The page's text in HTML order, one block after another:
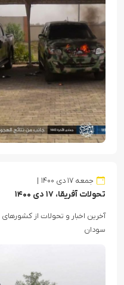
جمعه ۱۷ دی ۱۴۰۰
تحولات آفریقا، ۱۷ دی ۱۴۰۰
آخرین اخبار و تحولات از
سودان